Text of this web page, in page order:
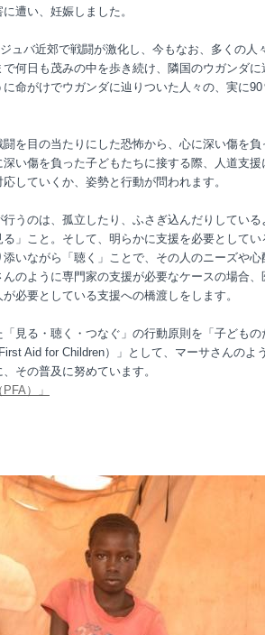
遭い、妊娠しました。
ュバ近郊で戦闘が激化し、今もなお、多くの人
何日も茂みの中を歩き続け、隣国のウガンダに
命がけでウガンダに辿りついた人々の、実に90
を目の当たりにした恐怖から、心に深い傷を負
い傷を負った子どもたちに接する際、人道支援
していくか、姿勢と行動が問われます。
うのは、孤立したり、ふさぎ込んだりしている
」こと。そして、明らかに支援を必要としてい
いながら「聴く」ことで、その人のニーズや心
のように専門家の支援が必要なケースの場合、
必要としている支援への橋渡しをします。
見る・聴く・つなぐ」の行動原則を「子どもの
Aid for Children）」として、マーサさんのよ
その普及に努めています。
）」